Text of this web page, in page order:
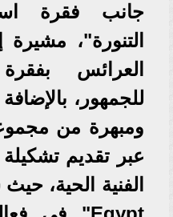
جانب فقرة
التنورة"،
العرائس
للجمهور،
عبر تقديم